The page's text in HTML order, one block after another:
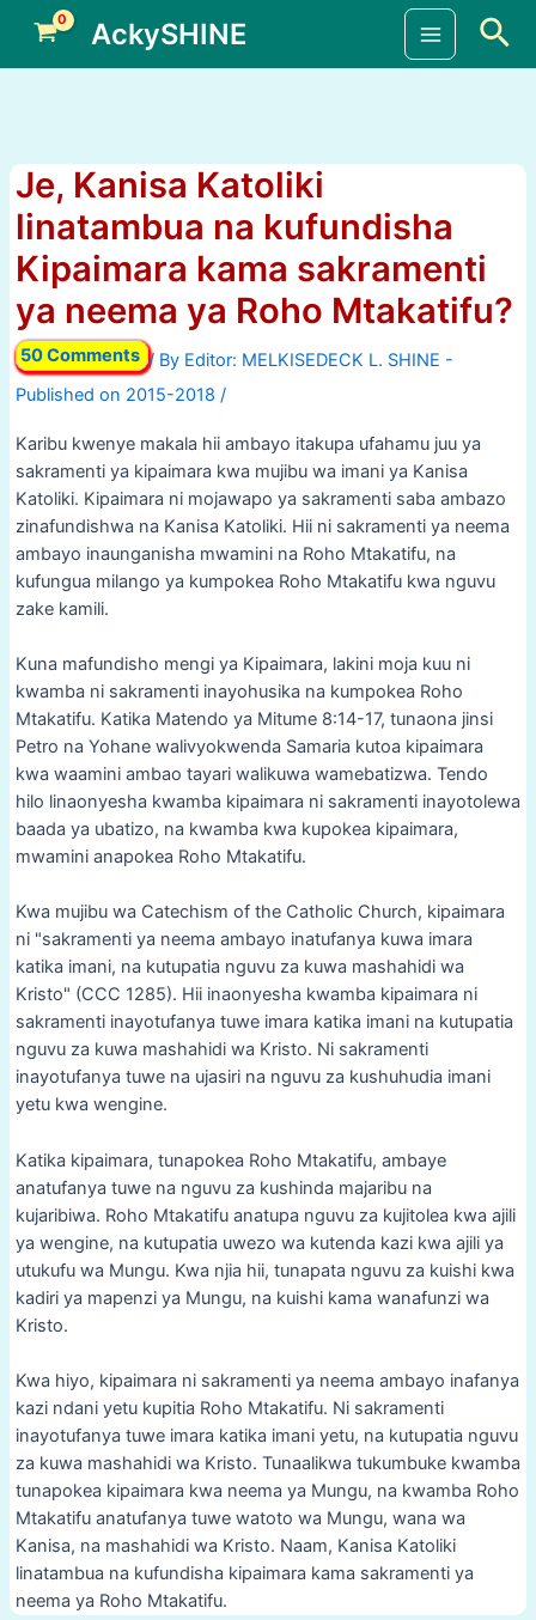
content
AckySHINE
Main
Je, Kanisa Katoliki
linatambua na kufundisha
Kipaimara kama sakramenti
ya neema ya Roho Mtakatifu?
50 Comments / By
/
Karibu kwenye makala hii ambayo itakupa ufahamu juu ya
sakramenti ya kipaimara kwa mujibu wa imani ya Kanisa
Katoliki. Kipaimara ni mojawapo ya sakramenti saba ambazo
zinafundishwa na Kanisa Katoliki. Hii ni sakramenti ya neema
ambayo inaunganisha mwamini na Roho Mtakatifu, na
kufungua milango ya kumpokea Roho Mtakatifu kwa nguvu
zake kamili.
Kuna mafundisho mengi ya Kipaimara, lakini moja kuu ni
kwamba ni sakramenti inayohusika na kumpokea Roho
Mtakatifu. Katika Matendo ya Mitume 8:14-17, tunaona jinsi
Petro na Yohane walivyokwenda Samaria kutoa kipaimara
kwa waamini ambao tayari walikuwa wamebatizwa. Tendo
hilo linaonyesha kwamba kipaimara ni sakramenti inayotolewa
baada ya ubatizo, na kwamba kwa kupokea kipaimara,
mwamini anapokea Roho Mtakatifu.
Kwa mujibu wa Catechism of the Catholic Church, kipaimara
ni "sakramenti ya neema ambayo inatufanya kuwa imara
katika imani, na kutupatia nguvu za kuwa mashahidi wa
Kristo" (CCC 1285). Hii inaonyesha kwamba kipaimara ni
sakramenti inayotufanya tuwe imara katika imani na kutupatia
nguvu za kuwa mashahidi wa Kristo. Ni sakramenti
inayotufanya tuwe na ujasiri na nguvu za kushuhudia imani
yetu kwa wengine.
Katika kipaimara, tunapokea Roho Mtakatifu, ambaye
anatufanya tuwe na nguvu za kushinda majaribu na
kujaribiwa. Roho Mtakatifu anatupa nguvu za kujitolea kwa ajili
ya wengine, na kutupatia uwezo wa kutenda kazi kwa ajili ya
utukufu wa Mungu. Kwa njia hii, tunapata nguvu za kuishi kwa
kadiri ya mapenzi ya Mungu, na kuishi kama wanafunzi wa
Kristo.
Kwa hiyo, kipaimara ni sakramenti ya neema ambayo inafanya
kazi ndani yetu kupitia Roho Mtakatifu. Ni sakramenti
inayotufanya tuwe imara katika imani yetu, na kutupatia nguvu
za kuwa mashahidi wa Kristo. Tunaalikwa tukumbuke kwamba
tunapokea kipaimara kwa neema ya Mungu, na kwamba Roho
Mtakatifu anatufanya tuwe watoto wa Mungu, wana wa
Kanisa, na mashahidi wa Kristo. Naam, Kanisa Katoliki
linatambua na kufundisha kipaimara kama sakramenti ya
neema ya Roho Mtakatifu.